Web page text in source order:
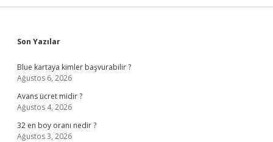
Sidebar
Son Yazılar
Blue kartaya kimler başvurabilir ?
Ağustos 6, 2026
Avans ücret midir ?
Ağustos 4, 2026
32 en boy oranı nedir ?
Ağustos 3, 2026